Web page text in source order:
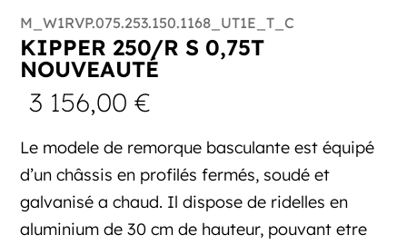
M_W1RVP.075.253.150.1168_UT1E_T_C
KIPPER 250/R S 0,75T
NOUVEAUTÉ
3 156,00€
Le modele de remorque basculante est équipé
d’un châssis en profilés fermés, soudé et
galvanisé a chaud. Il dispose de ridelles en
aluminium de 30 cm de hauteur, pouvant etre